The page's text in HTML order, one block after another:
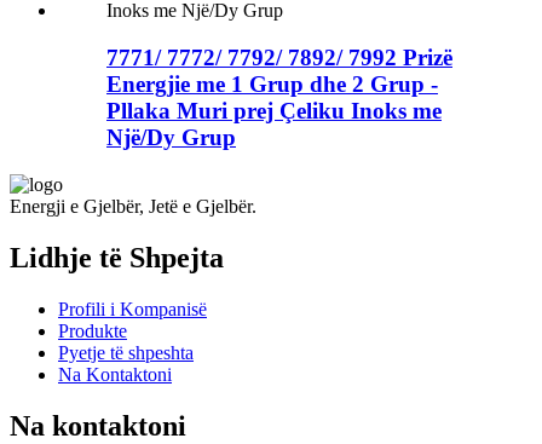
7771/ 7772/ 7792/ 7892/ 7992 Prizë
Energjie me 1 Grup dhe 2 Grup -
Pllaka Muri prej Çeliku Inoks me
Një/Dy Grup
Energji e Gjelbër, Jetë e Gjelbër.
Lidhje të Shpejta
Profili i Kompanisë
Produkte
Pyetje të shpeshta
Na Kontaktoni
Na kontaktoni